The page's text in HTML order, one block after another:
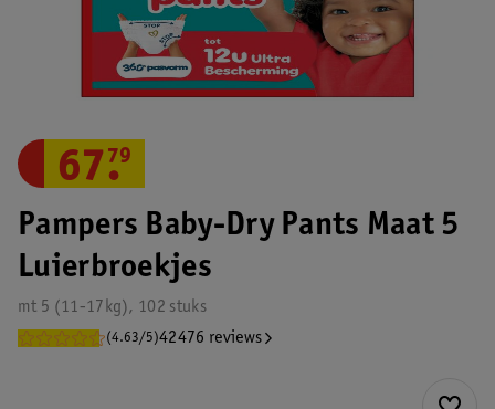
Pampers Baby-Dry Pants Maat 5
Luierbroekjes
mt 5 (11-17kg), 102 stuks
(4.63/5)42476 reviews
67.
79